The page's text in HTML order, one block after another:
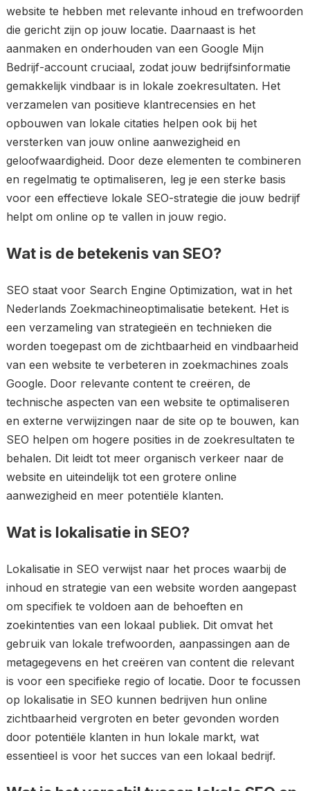
website te hebben met relevante inhoud en trefwoorden
die gericht zijn op jouw locatie. Daarnaast is het
aanmaken en onderhouden van een Google Mijn
Bedrijf-account cruciaal, zodat jouw bedrijfsinformatie
gemakkelijk vindbaar is in lokale zoekresultaten. Het
verzamelen van positieve klantrecensies en het
opbouwen van lokale citaties helpen ook bij het
versterken van jouw online aanwezigheid en
geloofwaardigheid. Door deze elementen te combineren
en regelmatig te optimaliseren, leg je een sterke basis
voor een effectieve lokale SEO-strategie die jouw bedrijf
helpt om online op te vallen in jouw regio.
Wat is de betekenis van SEO?
SEO staat voor Search Engine Optimization, wat in het
Nederlands Zoekmachineoptimalisatie betekent. Het is
een verzameling van strategieën en technieken die
worden toegepast om de zichtbaarheid en vindbaarheid
van een website te verbeteren in zoekmachines zoals
Google. Door relevante content te creëren, de
technische aspecten van een website te optimaliseren
en externe verwijzingen naar de site op te bouwen, kan
SEO helpen om hogere posities in de zoekresultaten te
behalen. Dit leidt tot meer organisch verkeer naar de
website en uiteindelijk tot een grotere online
aanwezigheid en meer potentiële klanten.
Wat is lokalisatie in SEO?
Lokalisatie in SEO verwijst naar het proces waarbij de
inhoud en strategie van een website worden aangepast
om specifiek te voldoen aan de behoeften en
zoekintenties van een lokaal publiek. Dit omvat het
gebruik van lokale trefwoorden, aanpassingen aan de
metagegevens en het creëren van content die relevant
is voor een specifieke regio of locatie. Door te focussen
op lokalisatie in SEO kunnen bedrijven hun online
zichtbaarheid vergroten en beter gevonden worden
door potentiële klanten in hun lokale markt, wat
essentieel is voor het succes van een lokaal bedrijf.